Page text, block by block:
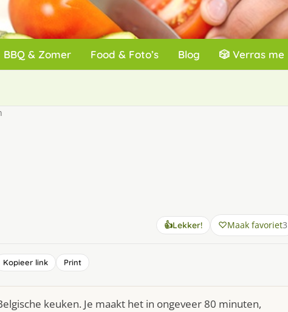
BBQ & Zomer Food & Foto’s Blog 🎲 Verras me
👍Lekker! Maak favoriet3
Kopieer link Print
keuken. Je maakt het in ongeveer 80 minuten,